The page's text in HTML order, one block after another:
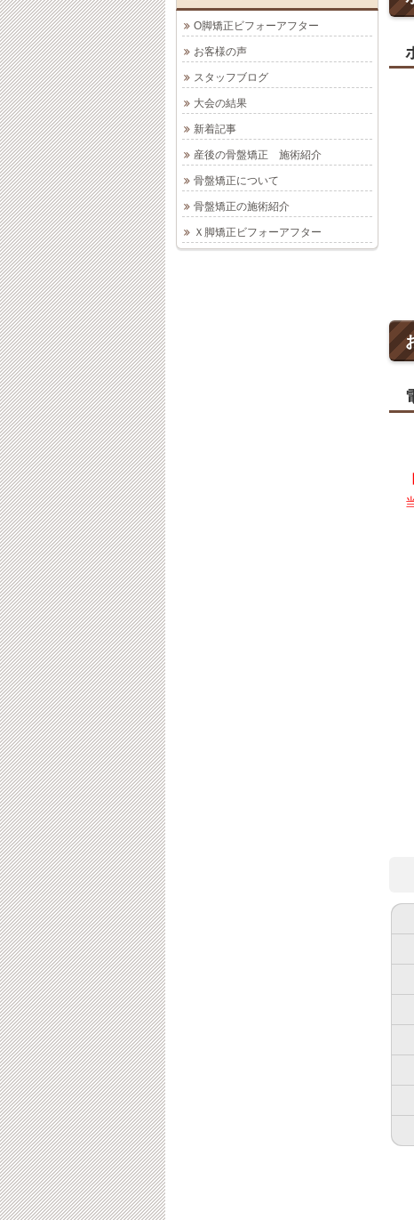
O脚矯正ビフォーアフター
お客様の声
スタッフブログ
大会の結果
新着記事
産後の骨盤矯正 施術紹介
骨盤矯正について
骨盤矯正の施術紹介
Ｘ脚矯正ビフォーアフター